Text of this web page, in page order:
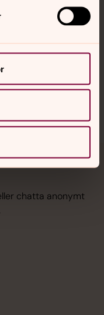
chatta anonymt